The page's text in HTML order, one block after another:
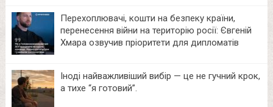
Перехоплювачі, кошти на безпеку країни,
перенесення війни на територію росії: Євгеній
Хмара озвучив пріоритети для дипломатів
Іноді найважливіший вибір — це не гучний крок,
а тихе “я готовий”.